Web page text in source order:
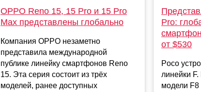
OPPO Reno 15, 15 Pro и 15 Pro
Max представлены глобально
Компания OPPO незаметно
представила международной
публике линейку смартфонов Reno
15. Эта серия состоит из трёх
моделей, ранее доступных
Pro:
от $530
Poco
линейки
модели F8